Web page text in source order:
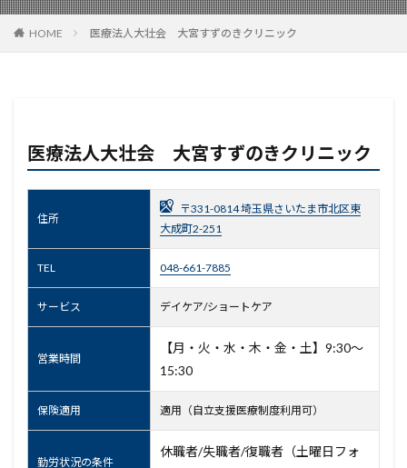
HOME 医療法人大壮会 大宮すずのきクリニック
医療法人大壮会 大宮すずのきクリニック
住所
〒331-0814 埼玉県さいたま市北区東
大成町2-251
TEL 048-661-7885
サービス デイケア/ショートケア
営業時間
【月・火・水・木・金・土】9:30～
15:30
保険適用 適用（自立支援医療制度利用可）
勤労状況の条件
休職者/失職者/復職者（土曜日フォ